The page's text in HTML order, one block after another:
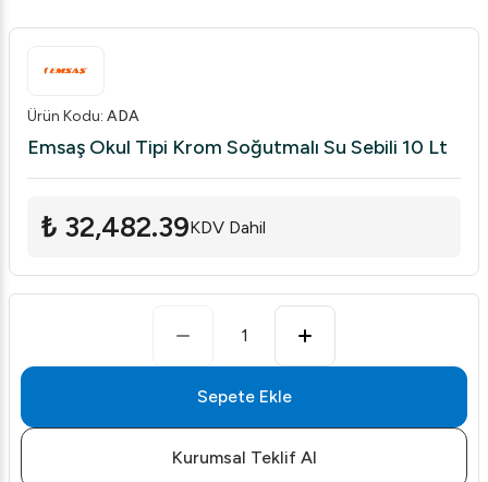
Ürün Kodu: ADA
Emsaş Okul Tipi Krom Soğutmalı Su Sebili 10 Lt
₺ 32,482.39KDV Dahil
1
Sepete Ekle
Kurumsal Teklif Al